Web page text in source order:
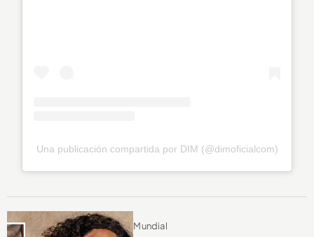
Una publicación compartida por DIM (@dimoficialcom)
Mundial